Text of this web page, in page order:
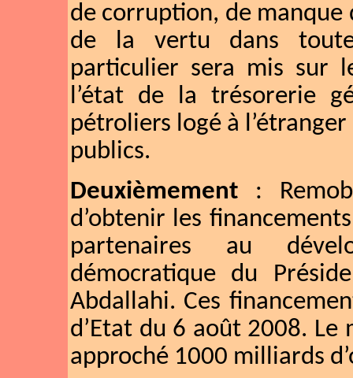
de corruption, de manque
de la vertu dans
particulier sera mis sur
l’état de la trésorerie
pétroliers logé à
publics.
Deuxièmement :
d’obtenir les
partenaires au
démocratique du
Abdallahi. Ces
d’Etat du 6 août 2008.
approché 1000 milliards